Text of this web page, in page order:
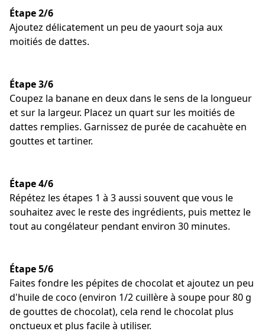
Étape 2/6
Ajoutez délicatement un peu de yaourt soja aux
moitiés de dattes.
Étape 3/6
Coupez la banane en deux dans le sens de la longueur
et sur la largeur. Placez un quart sur les moitiés de
dattes remplies. Garnissez de purée de cacahuète en
gouttes et tartiner.
Étape 4/6
Répétez les étapes 1 à 3 aussi souvent que vous le
souhaitez avec le reste des ingrédients, puis mettez le
tout au congélateur pendant environ 30 minutes.
Étape 5/6
Faites fondre les pépites de chocolat et ajoutez un peu
d'huile de coco (environ 1/2 cuillère à soupe pour 80 g
de gouttes de chocolat), cela rend le chocolat plus
onctueux et plus facile à utiliser.